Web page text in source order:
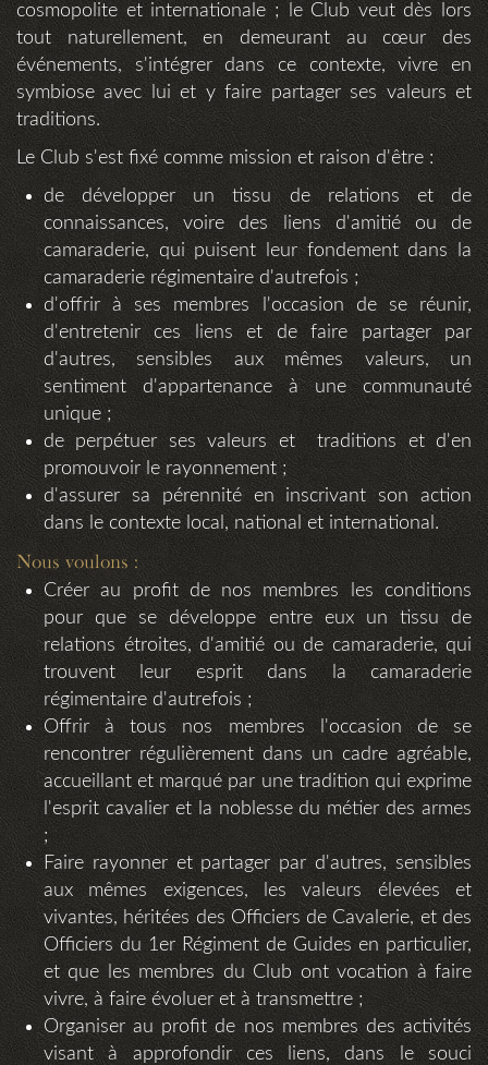
cosmopolite et internationale ; le Club veut dès lors
tout naturellement, en demeurant au cœur des
événements, s'intégrer dans ce contexte, vivre en
symbiose avec lui et y faire partager ses valeurs et
traditions.
Le Club s'est fixé comme mission et raison d'être :
de développer un tissu de relations et de
connaissances, voire des liens d'amitié ou de
camaraderie, qui puisent leur fondement dans la
camaraderie régimentaire d'autrefois ;
d'offrir à ses membres l'occasion de se réunir,
d'entretenir ces liens et de faire partager par
d'autres, sensibles aux mêmes valeurs, un
sentiment d'appartenance à une communauté
unique ;
de perpétuer ses valeurs et traditions et d'en
promouvoir le rayonnement ;
d'assurer sa pérennité en inscrivant son action
dans le contexte local, national et international.
Nous voulons :
Créer au profit de nos membres les conditions
pour que se développe entre eux un tissu de
relations étroites, d'amitié ou de camaraderie, qui
trouvent leur esprit dans la camaraderie
régimentaire d'autrefois ;
Offrir à tous nos membres l'occasion de se
rencontrer régulièrement dans un cadre agréable,
accueillant et marqué par une tradition qui exprime
l'esprit cavalier et la noblesse du métier des armes
;
Faire rayonner et partager par d'autres, sensibles
aux mêmes exigences, les valeurs élevées et
vivantes, héritées des Officiers de Cavalerie, et des
Officiers du 1er Régiment de Guides en particulier,
et que les membres du Club ont vocation à faire
vivre, à faire évoluer et à transmettre ;
Organiser au profit de nos membres des activités
visant à approfondir ces liens, dans le souci